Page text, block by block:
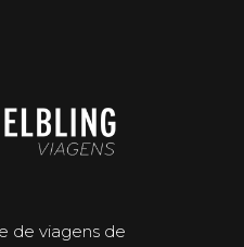
de viagens de